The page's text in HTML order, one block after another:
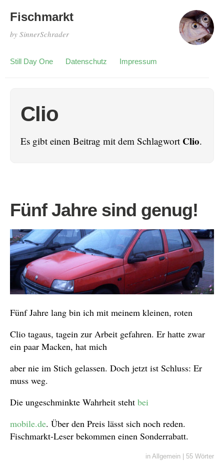
Fischmarkt
by SinnerSchrader
Still Day One Datenschutz Impressum
Clio
Es gibt einen Beitrag mit dem Schlagwort Clio.
Fünf Jahre sind genug!
Fünf Jahre lang bin ich mit meinem kleinen, roten
Clio tagaus, tagein zur Arbeit gefahren. Er hatte zwar
ein paar Macken, hat mich
aber nie im Stich gelassen. Doch jetzt ist Schluss: Er
muss weg.
Die ungeschminkte Wahrheit steht bei
mobile.de. Über den Preis lässt sich noch reden.
Fischmarkt-Leser bekommen einen Sonderrabatt.
in Allgemein 55 Wörter